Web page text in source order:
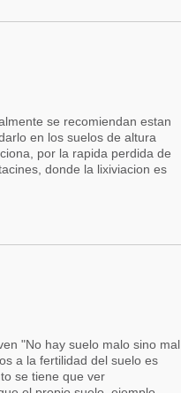
se recomiendan estan
en los suelos de altura
por la rapida perdida de
donde la lixiviacion es
"No hay suelo malo sino mal
a la fertilidad del suelo es
se tiene que ver